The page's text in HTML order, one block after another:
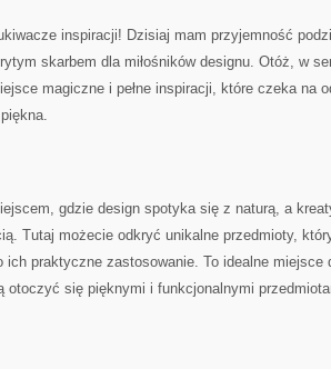
inspiracji! Dzisiaj mam przyjemność
‍skarbem dla​ miłośników designu. Otóż, w
magiczne i⁤ pełne inspiracji, które czeka na
gdzie design spotyka się z naturą, ‍a
Tutaj możecie odkryć unikalne‍ przedmioty,
ich praktyczne ⁢zastosowanie. To‍ idealne
otoczyć się pięknymi i funkcjonalnymi